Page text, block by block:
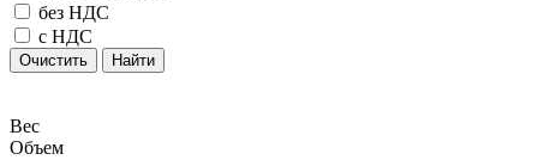
без НДС
с НДС
Очистить Найти
Вес
Объем